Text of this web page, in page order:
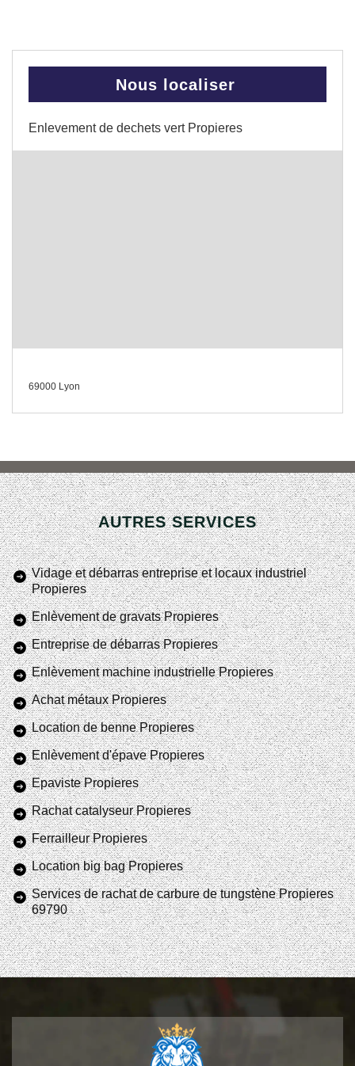
Nous localiser
Enlevement de dechets vert Propieres
69000 Lyon
AUTRES SERVICES
Vidage et débarras entreprise et locaux industriel
Propieres
Enlèvement de gravats Propieres
Entreprise de débarras Propieres
Enlèvement machine industrielle Propieres
Achat métaux Propieres
Location de benne Propieres
Enlèvement d'épave Propieres
Epaviste Propieres
Rachat catalyseur Propieres
Ferrailleur Propieres
Location big bag Propieres
Services de rachat de carbure de tungstène Propieres
69790